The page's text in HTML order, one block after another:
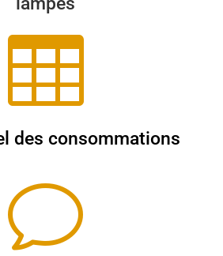

des consommations
v